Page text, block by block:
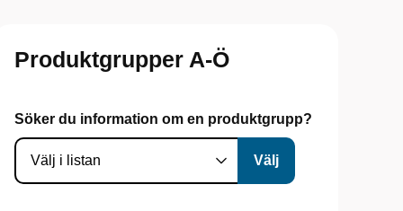
Produktgrupper A-Ö
Söker du information om en produktgrupp?